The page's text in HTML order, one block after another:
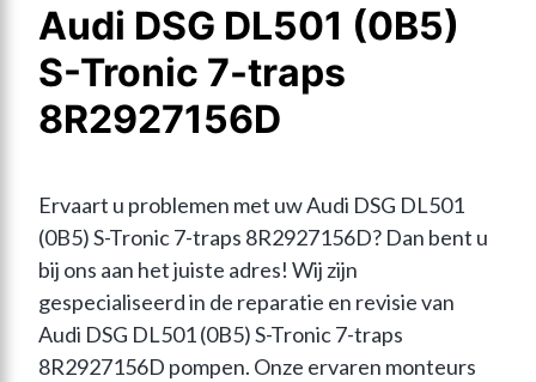
Audi DSG DL501 (0B5)
S-Tronic 7-traps
8R2927156D
Ervaart u problemen met uw Audi DSG DL501
(0B5) S-Tronic 7-traps 8R2927156D? Dan bent u
bij ons aan het juiste adres! Wij zijn
gespecialiseerd in de reparatie en revisie van
Audi DSG DL501 (0B5) S-Tronic 7-traps
8R2927156D pompen. Onze ervaren monteurs